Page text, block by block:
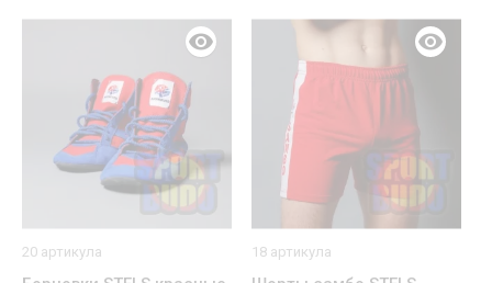
20 артикула 18 артикула